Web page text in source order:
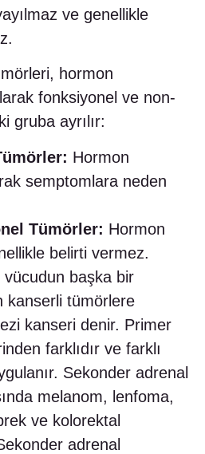
ve genellikle
hormon
fonksiyonel ve non-
gruba ayrılır:
Hormon
semptomlara neden
Tümörler: Hormon
belirti vermez.
başka bir
kanserli tümörlere
kanseri denir. Primer
farklıdır ve farklı
Sekonder adrenal
melanom, lenfoma,
ve kolorektal
adrenal